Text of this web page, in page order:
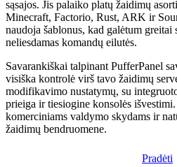
sąsajos. Jis palaiko platų žaidimų
Minecraft, Factorio, Rust, ARK ir
naudoja šablonus, kad galėtum
neliesdamas komandų eilutės.
Savarankiškai talpinant PufferPanel
visiška kontrolė virš tavo žaidimų
modifikavimo nustatymų, su
prieiga ir tiesiogine konsolės
komerciniams valdymo skydams ir
žaidimų bendruomene.
Pradėti